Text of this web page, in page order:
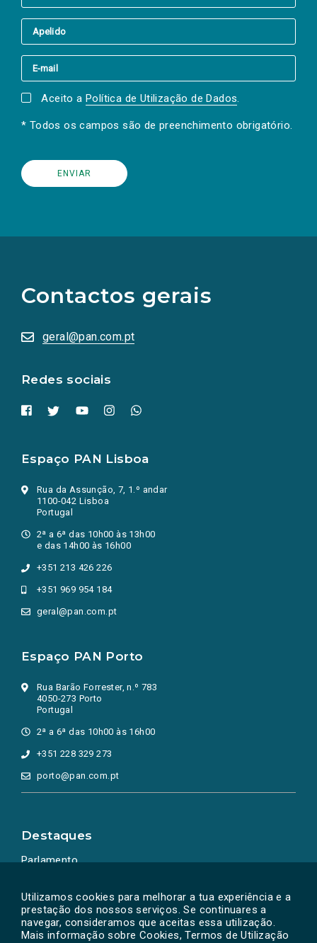
Utilizamos cookies para melhorar a tua experiência e a
prestação dos nossos serviços. Se continuares a
navegar, consideramos que aceitas essa utilização.
Mais informação sobre Cookies, Termos de Utilização
Aceito a Política de Utilização de Dados.
* Todos os campos são de preenchimento obrigatório.
Contactos gerais
geral@pan.com.pt
Redes sociais
redes
sociais
numa
nova
Espaço PAN Lisboa
Rua da Assunção, 7, 1.º andar
1100-042 Lisboa
Portugal
2ª a 6ª das 10h00 às 13h00
e das 14h00 às 16h00
+351 213 426 226
+351 969 954 184
geral@pan.com.pt
Espaço PAN Porto
Rua Barão Forrester, n.º 783
4050-273 Porto
Portugal
2ª a 6ª das 10h00 às 16h00
+351 228 329 273
porto@pan.com.pt
Destaques
Parlamento